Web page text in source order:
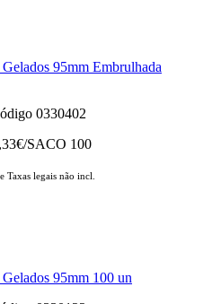
95mm Embrulhada
0330402
€/SACO 100
Taxas legais não incl.
95mm 100 un